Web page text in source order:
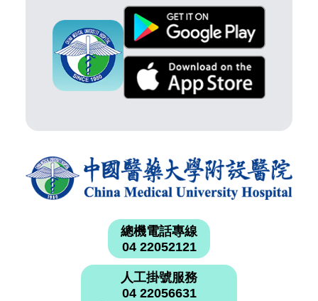
總機電話專線
04 22052121
人工掛號服務
04 22056631